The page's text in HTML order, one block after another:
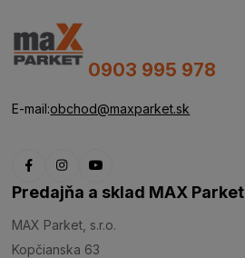
0903 995 978
E-mail:obchod@maxparket.sk
Predajňa a sklad MAX Parket
MAX Parket, s.r.o.
Kopčianska 63